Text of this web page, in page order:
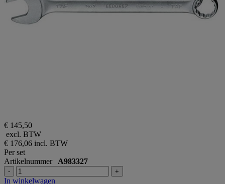
€ 145,50
excl. BTW
€ 176,06 incl. BTW
Per set
Artikelnummer A983327
- +
In winkelwagen